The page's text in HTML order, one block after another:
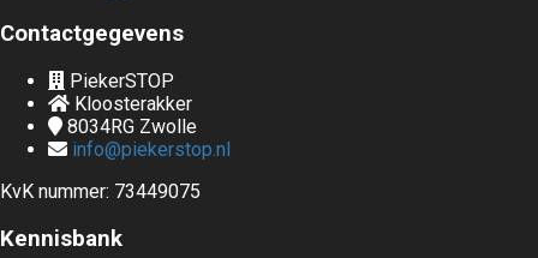
Contactgegevens
PiekerSTOP
Kloosterakker
8034RG Zwolle
info@piekerstop.nl
KvK nummer: 73449075
Kennisbank